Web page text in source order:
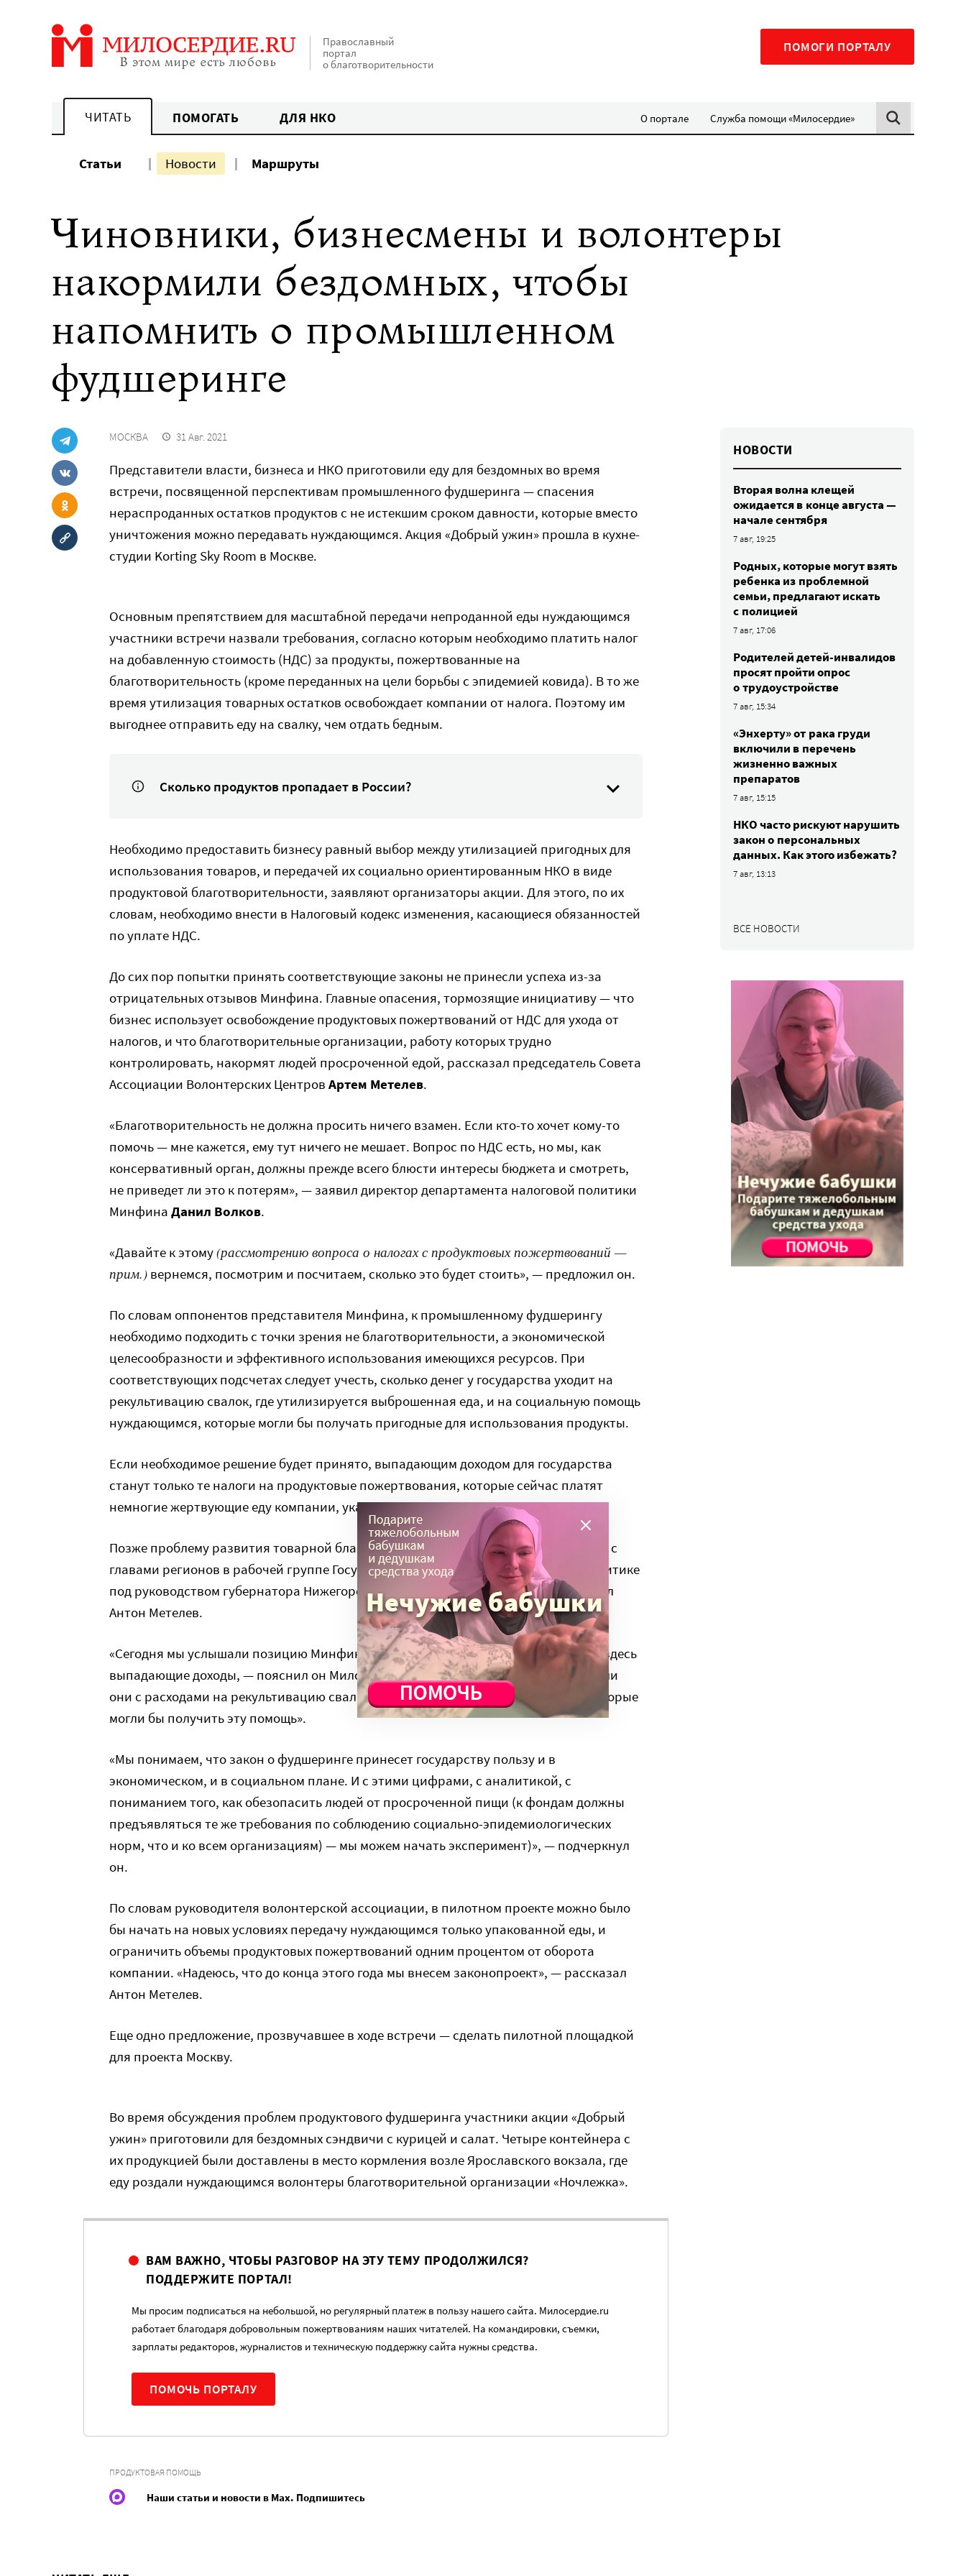
Православный
портал
о благотворительности
ПОМОГИ ПОРТАЛУ
ЧИТАТЬ ПОМОГАТЬ ДЛЯ НКО О портале Служба помощи «Милосердие»
Статьи Новости Маршруты
Чиновники, бизнесмены и волонтеры
накормили бездомных, чтобы
напомнить о промышленном
фудшеринге
МОСКВА 31 Авг. 2021
Представители власти, бизнеса и НКО приготовили еду для бездомных во время
встречи, посвященной перспективам промышленного фудшеринга — спасения
нераспроданных остатков продуктов с не истекшим сроком давности, которые вместо
уничтожения можно передавать нуждающимся. Акция «Добрый ужин» прошла в кухне-
студии Korting Sky Room в Москве.
Основным препятствием для масштабной передачи непроданной еды нуждающимся
участники встречи назвали требования, согласно которым необходимо платить налог
на добавленную стоимость (НДС) за продукты, пожертвованные на
благотворительность (кроме переданных на цели борьбы с эпидемией ковида). В то же
время утилизация товарных остатков освобождает компании от налога. Поэтому им
выгоднее отправить еду на свалку, чем отдать бедным.
Сколько продуктов пропадает в России?
Необходимо предоставить бизнесу равный выбор между утилизацией пригодных для
использования товаров, и передачей их социально ориентированным НКО в виде
продуктовой благотворительности, заявляют организаторы акции. Для этого, по их
словам, необходимо внести в Налоговый кодекс изменения, касающиеся обязанностей
по уплате НДС.
До сих пор попытки принять соответствующие законы не принесли успеха из-за
отрицательных отзывов Минфина. Главные опасения, тормозящие инициативу — что
бизнес использует освобождение продуктовых пожертвований от НДС для ухода от
налогов, и что благотворительные организации, работу которых трудно
контролировать, накормят людей просроченной едой, рассказал председатель Совета
Ассоциации Волонтерских Центров Артем Метелев.
«Благотворительность не должна просить ничего взамен. Если кто-то хочет кому-то
помочь — мне кажется, ему тут ничего не мешает. Вопрос по НДС есть, но мы, как
консервативный орган, должны прежде всего блюсти интересы бюджета и смотреть,
не приведет ли это к потерям», — заявил директор департамента налоговой политики
Минфина Данил Волков.
«Давайте к этому(рассмотрению вопроса о налогах с продуктовых пожертвований —
прим.) вернемся, посмотрим и посчитаем, сколько это будет стоить», — предложил он.
По словам оппонентов представителя Минфина, к промышленному фудшерингу
необходимо подходить с точки зрения не благотворительности, а экономической
целесообразности и эффективного использования имеющихся ресурсов. При
соответствующих подсчетах следует учесть, сколько денег у государства уходит на
рекультивацию свалок, где утилизируется выброшенная еда, и на социальную помощь
нуждающимся, которые могли бы получать пригодные для использования продукты.
Если необходимое решение будет принято, выпадающим доходом для государства
станут только те налоги на продуктовые пожертвования, которые сейчас платят
немногие жертвующие еду компании, указали участники встречи.
Позже проблему развития товарной благотворительности планируется обсудить с
главами регионов в рабочей группе Государственного совета по социальной политике
под руководством губернатора Нижегородской областиГлеба Никитина, сообщил
Антон Метелев.
«Сегодня мы услышали позицию Минфина: государство должно увидеть. есть ли здесь
выпадающие доходы, — пояснил он Милосердию.ru. — И если есть, сопоставимы ли
они с расходами на рекультивацию свалок, на социальную поддержку людей, которые
могли бы получить эту помощь».
«Мы понимаем, что закон о фудшеринге принесет государству пользу и в
экономическом, и в социальном плане. И с этими цифрами, с аналитикой, с
пониманием того, как обезопасить людей от просроченной пищи (к фондам должны
предъявляться те же требования по соблюдению социально-эпидемиологических
норм, что и ко всем организациям) — мы можем начать эксперимент)», — подчеркнул
он.
По словам руководителя волонтерской ассоциации, в пилотном проекте можно было
бы начать на новых условиях передачу нуждающимся только упакованной еды, и
ограничить объемы продуктовых пожертвований одним процентом от оборота
компании. «Надеюсь, что до конца этого года мы внесем законопроект», — рассказал
Антон Метелев.
Еще одно предложение, прозвучавшее в ходе встречи — сделать пилотной площадкой
для проекта Москву.
Во время обсуждения проблем продуктового фудшеринга участники акции «Добрый
ужин» приготовили для бездомных сэндвичи с курицей и салат. Четыре контейнера с
их продукцией были доставлены в место кормления возле Ярославского вокзала, где
еду роздали нуждающимся волонтеры благотворительной организации «Ночлежка».
ВАМ ВАЖНО, ЧТОБЫ РАЗГОВОР НА ЭТУ ТЕМУ ПРОДОЛЖИЛСЯ?
ПОДДЕРЖИТЕ ПОРТАЛ!
Мы просим подписаться на небольшой, но регулярный платеж в пользу нашего сайта. Милосердие.ru
работает благодаря добровольным пожертвованиям наших читателей. На командировки, съемки,
зарплаты редакторов, журналистов и техническую поддержку сайта нужны средства.
ПОМОЧЬ ПОРТАЛУ
ПРОДУКТОВАЯ ПОМОЩЬ
Наши статьи и новости в Max. Подпишитесь
НОВОСТИ
Вторая волна клещей
ожидается в конце августа —
начале сентября
7 авг, 19:25
Родных, которые могут взять
ребенка из проблемной
семьи, предлагают искать
с полицией
7 авг, 17:06
Родителей детей-инвалидов
просят пройти опрос
о трудоустройстве
7 авг, 15:34
«Энхерту» от рака груди
включили в перечень
жизненно важных
препаратов
7 авг, 15:15
НКО часто рискуют нарушить
закон о персональных
данных. Как этого избежать?
7 авг, 13:13
ВСЕ НОВОСТИ